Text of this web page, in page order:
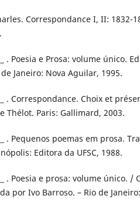
Correspondance I, II: 1832-
. Poesia e Prosa: volume
Janeiro: Nova Aguilar, 1995.
. Correspondance. Choix et
Thélot. Paris: Gallimard, 2003.
. Pequenos poemas em prosa.
Editora da UFSC, 1988.
. Poesia e prosa: volume
por Ivo Barroso. – Rio de